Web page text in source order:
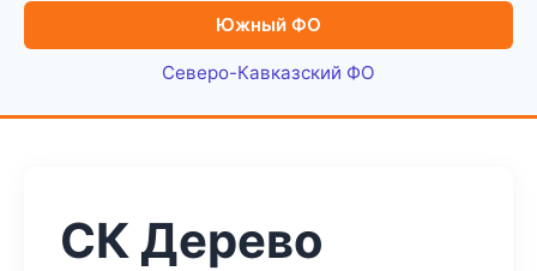
Южный ФО
Северо-Кавказский ФО
СК Дерево